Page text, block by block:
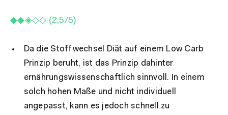
◆◆◈◇◇ (2,5/5)
Da die Stoffwechsel Diät auf einem Low Carb
Prinzip beruht, ist das Prinzip dahinter
ernährungswissenschaftlich sinnvoll. In einem
solch hohen Maße und nicht individuell
angepasst, kann es jedoch schnell zu